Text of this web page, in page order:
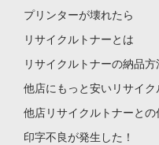
プリンターが壊れたら
リサイクルトナーとは
リサイクルトナーの納品方
他店にもっと安いリサイク
他店リサイクルトナーとの
印字不良が発生した！